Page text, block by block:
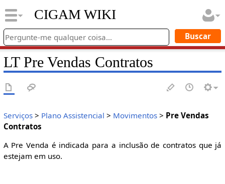
CIGAM WIKI
LT Pre Vendas Contratos
Serviços> Plano Assistencial > Movimentos> Pre Vendas
Contratos
A Pre Venda é indicada para a inclusão de contratos que já
estejam em uso.